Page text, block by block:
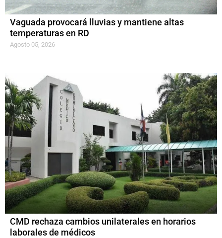
Vaguada provocará lluvias y mantiene altas
temperaturas en RD
Agosto 05, 2026
CMD rechaza cambios unilaterales en horarios
laborales de médicos